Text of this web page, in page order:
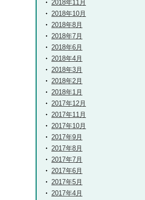
2018年11月
2018年10月
2018年8月
2018年7月
2018年6月
2018年4月
2018年3月
2018年2月
2018年1月
2017年12月
2017年11月
2017年10月
2017年9月
2017年8月
2017年7月
2017年6月
2017年5月
2017年4月